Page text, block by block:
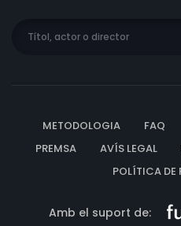
METODOLOGIA FAQ
PREMSA
AVÍS LEGAL
POLÍTICA DE
Amb el suport de: